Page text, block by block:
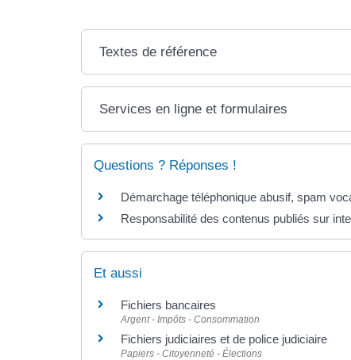
Textes de référence
Services en ligne et formulaires
Questions ? Réponses !
Démarchage téléphonique abusif, spam
Responsabilité des contenus publiés sur
Et aussi
Fichiers bancaires
Argent - Impôts - Consommation
Fichiers judiciaires et de police judiciaire
Papiers - Citoyenneté - Élections